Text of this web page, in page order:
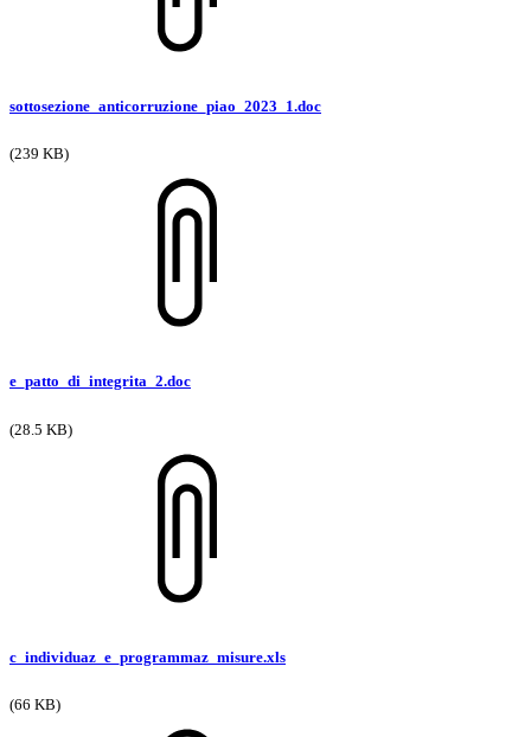
sottosezione_anticorruzione_piao_2023_1.doc
(239 KB)
e_patto_di_integrita_2.doc
(28.5 KB)
c_individuaz_e_programmaz_misure.xls
(66 KB)